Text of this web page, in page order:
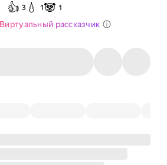
👍 3💧 1🐼 1
рассказчик